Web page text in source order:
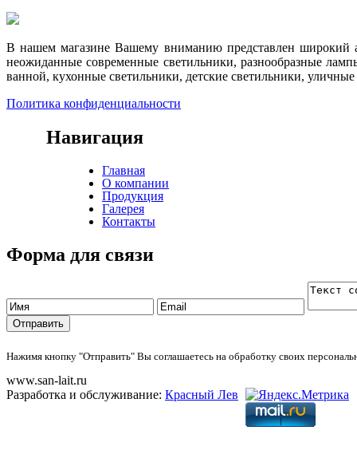
В нашем магазине Вашему вниманию представлен широкий
неожиданные современные светильники, разнообразные
ванной, кухонные светильники, детские светильники,
Политика конфиденциальности
Навигация
Главная
О компании
Продукция
Галерея
Контакты
Форма для связи
Нажимя кнопку "Отправить" Вы соглашаетесь на обработку своих
www.san-lait.ru
Разработка и обслуживание: Красный Лев